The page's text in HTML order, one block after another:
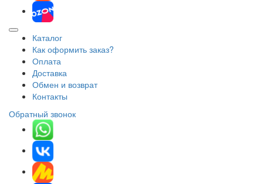
Каталог
Как оформить заказ?
Оплата
Доставка
Обмен и возврат
Контакты
Обратный звонок